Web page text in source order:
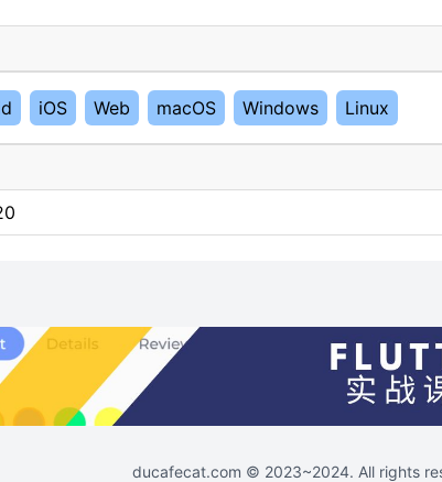
iOS Web macOS Windows Linux
ducafecat.com © 2023~2024. All rights